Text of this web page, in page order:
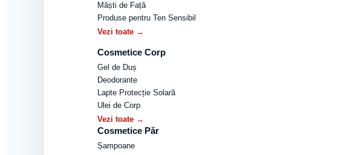
Măști de Față
Produse pentru Ten Sensibil
Vezi toate →
Cosmetice Corp
Gel de Duș
Deodorante
Lapte Protecție Solară
Ulei de Corp
Vezi toate →
Cosmetice Păr
Șampoane